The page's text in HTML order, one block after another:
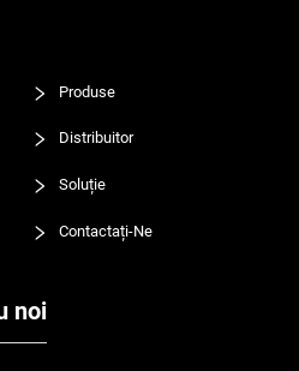
Produse
Distribuitor
Soluție
Contactați-Ne
noi